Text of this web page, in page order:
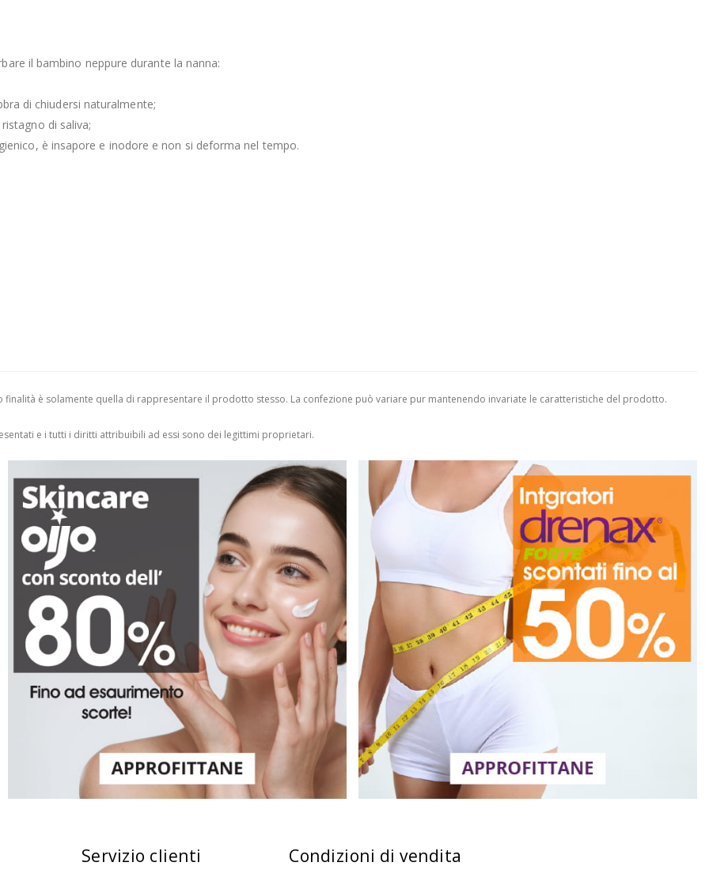
il bambino neppure durante la nanna:
di chiudersi naturalmente;
di saliva;
è insapore e inodore e non si deforma nel tempo.
è solamente quella di rappresentare il prodotto stesso. La confezione può variare pur mantenendo invariate le caratteristiche del prodotto.
e i tutti i diritti attribuibili ad essi sono dei legittimi proprietari.
Servizio clienti Condizioni di vendita